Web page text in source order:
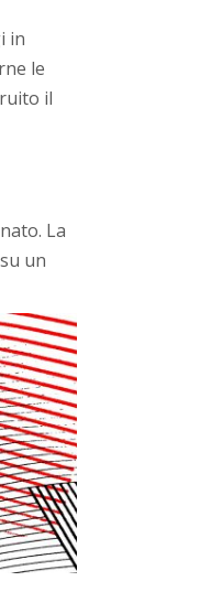
in
le
il
La
un